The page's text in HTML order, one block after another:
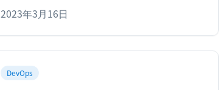
の課題です。最新の環境でソフトウェアを提供
定資格シリーズ、
2023年3月16日
DevOps